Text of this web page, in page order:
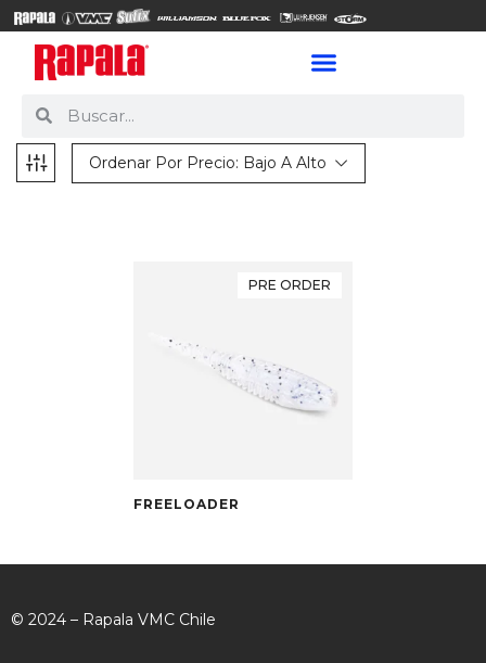
Ordenar Por Precio: Bajo A Alto
PRE ORDER
FREELOADER
© 2024 – Rapala VMC Chile